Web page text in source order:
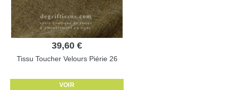
39,60 €
Tissu Toucher Velours Piérie 26
VOIR